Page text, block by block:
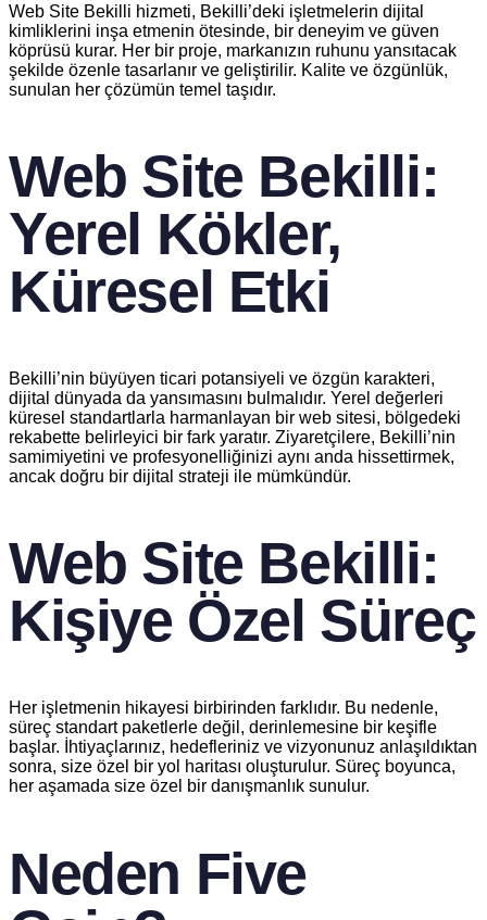
Web Site Bekilli hizmeti, Bekilli’deki işletmelerin dijital
kimliklerini inşa etmenin ötesinde, bir deneyim ve güven
köprüsü kurar. Her bir proje, markanızın ruhunu yansıtacak
şekilde özenle tasarlanır ve geliştirilir. Kalite ve özgünlük,
sunulan her çözümün temel taşıdır.
Web Site Bekilli:
Yerel Kökler,
Küresel Etki
Bekilli’nin büyüyen ticari potansiyeli ve özgün karakteri,
dijital dünyada da yansımasını bulmalıdır. Yerel değerleri
küresel standartlarla harmanlayan bir web sitesi, bölgedeki
rekabette belirleyici bir fark yaratır. Ziyaretçilere, Bekilli’nin
samimiyetini ve profesyonelliğinizi aynı anda hissettirmek,
ancak doğru bir dijital strateji ile mümkündür.
Web Site Bekilli:
Kişiye Özel Süreç
Her işletmenin hikayesi birbirinden farklıdır. Bu nedenle,
süreç standart paketlerle değil, derinlemesine bir keşifle
başlar. İhtiyaçlarınız, hedefleriniz ve vizyonunuz anlaşıldıktan
sonra, size özel bir yol haritası oluşturulur. Süreç boyunca,
her aşamada size özel bir danışmanlık sunulur.
Neden Five